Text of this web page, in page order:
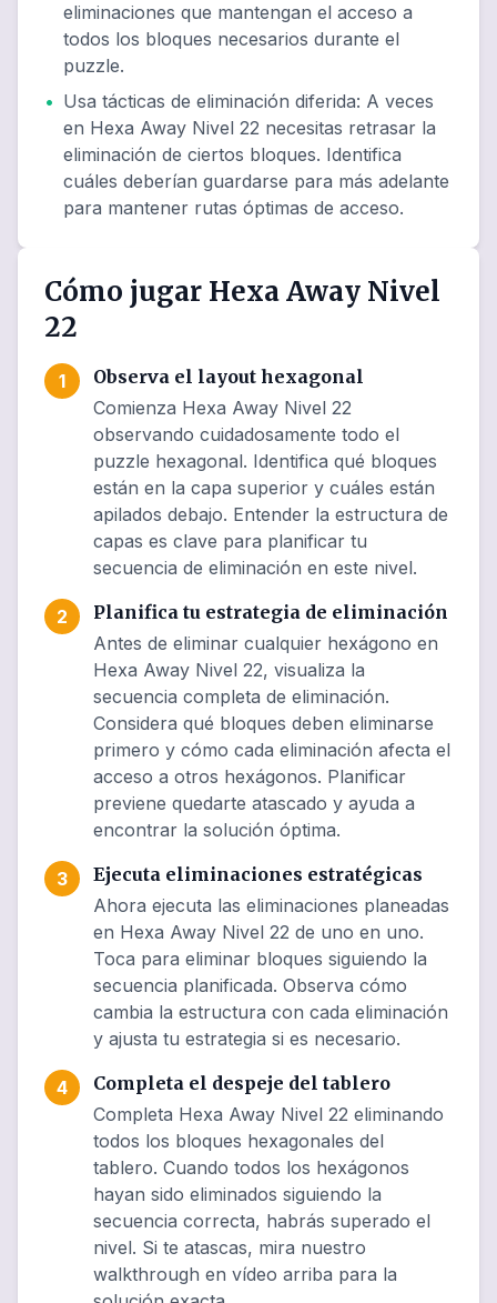
eliminaciones que mantengan el acceso a
todos los bloques necesarios durante el
puzzle.
• Usa tácticas de eliminación diferida: A veces
en Hexa Away Nivel 22 necesitas retrasar la
eliminación de ciertos bloques. Identifica
cuáles deberían guardarse para más adelante
para mantener rutas óptimas de acceso.
Cómo jugar Hexa Away Nivel
22
1
Observa el layout hexagonal
Comienza Hexa Away Nivel 22
observando cuidadosamente todo el
puzzle hexagonal. Identifica qué bloques
están en la capa superior y cuáles están
apilados debajo. Entender la estructura de
capas es clave para planificar tu
secuencia de eliminación en este nivel.
2
Planifica tu estrategia de eliminación
Antes de eliminar cualquier hexágono en
Hexa Away Nivel 22, visualiza la
secuencia completa de eliminación.
Considera qué bloques deben eliminarse
primero y cómo cada eliminación afecta el
acceso a otros hexágonos. Planificar
previene quedarte atascado y ayuda a
encontrar la solución óptima.
3
Ejecuta eliminaciones estratégicas
Ahora ejecuta las eliminaciones planeadas
en Hexa Away Nivel 22 de uno en uno.
Toca para eliminar bloques siguiendo la
secuencia planificada. Observa cómo
cambia la estructura con cada eliminación
y ajusta tu estrategia si es necesario.
4
Completa el despeje del tablero
Completa Hexa Away Nivel 22 eliminando
todos los bloques hexagonales del
tablero. Cuando todos los hexágonos
hayan sido eliminados siguiendo la
secuencia correcta, habrás superado el
nivel. Si te atascas, mira nuestro
walkthrough en vídeo arriba para la